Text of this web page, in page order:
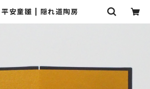
平安童雛 | 隠れ道陶房